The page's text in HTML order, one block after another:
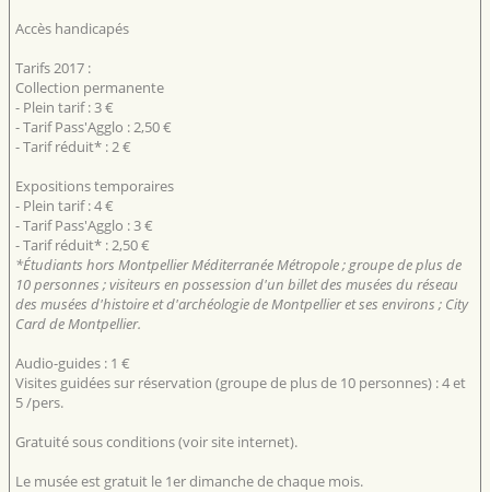
Accès handicapés
Tarifs 2017 :
Collection permanente
- Plein tarif : 3 €
- Tarif Pass'Agglo : 2,50 €
- Tarif réduit* : 2 €
Expositions temporaires
- Plein tarif : 4 €
- Tarif Pass'Agglo : 3 €
- Tarif réduit* : 2,50 €
*Étudiants hors Montpellier Méditerranée Métropole ; groupe de plus de
10 personnes ; visiteurs en possession d'un billet des musées du réseau
des musées d'histoire et d'archéologie de Montpellier et ses environs ; City
Card de Montpellier.
Audio-guides : 1 €
Visites guidées sur réservation (groupe de plus de 10 personnes) : 4 et
5 /pers.
Gratuité sous conditions (voir site internet).
Le musée est gratuit le 1er dimanche de chaque mois.